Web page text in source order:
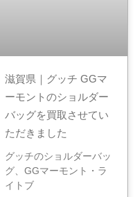
滋賀県｜グッチ GGマ
ーモントのショルダー
バッグを買取させてい
ただきました
グッチのショルダーバッ
グ、GGマーモント・ラ
イトブ